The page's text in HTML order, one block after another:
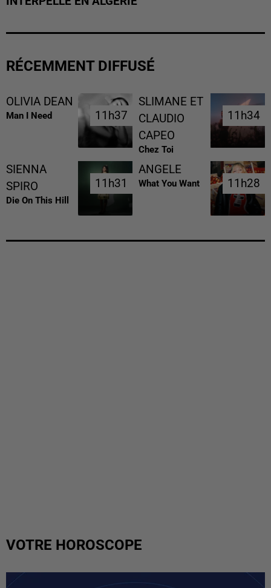
RÉCEMMENT DIFFUSÉ
OLIVIA DEAN
Man I Need 11h37
11h37
SLIMANE ET
CLAUDIO
CAPEO
Chez Toi
11h34
11h34
SIENNA
SPIRO
Die On This Hill
11h31
11h31
ANGELE
What You Want 11h28
11h28
VOTRE HOROSCOPE